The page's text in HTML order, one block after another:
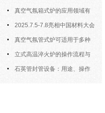
看懂它的基本知识
真空气氛箱式炉的应用领域有
哪些？
2025.7.5-7.8亮相中国材料大会
2025暨新材料科研仪器与设备展
真空气氛管式炉可适用于多种
材料的高温处理
立式高温淬火炉的操作流程与
核心要点解析
石英管封管设备：用途、操作